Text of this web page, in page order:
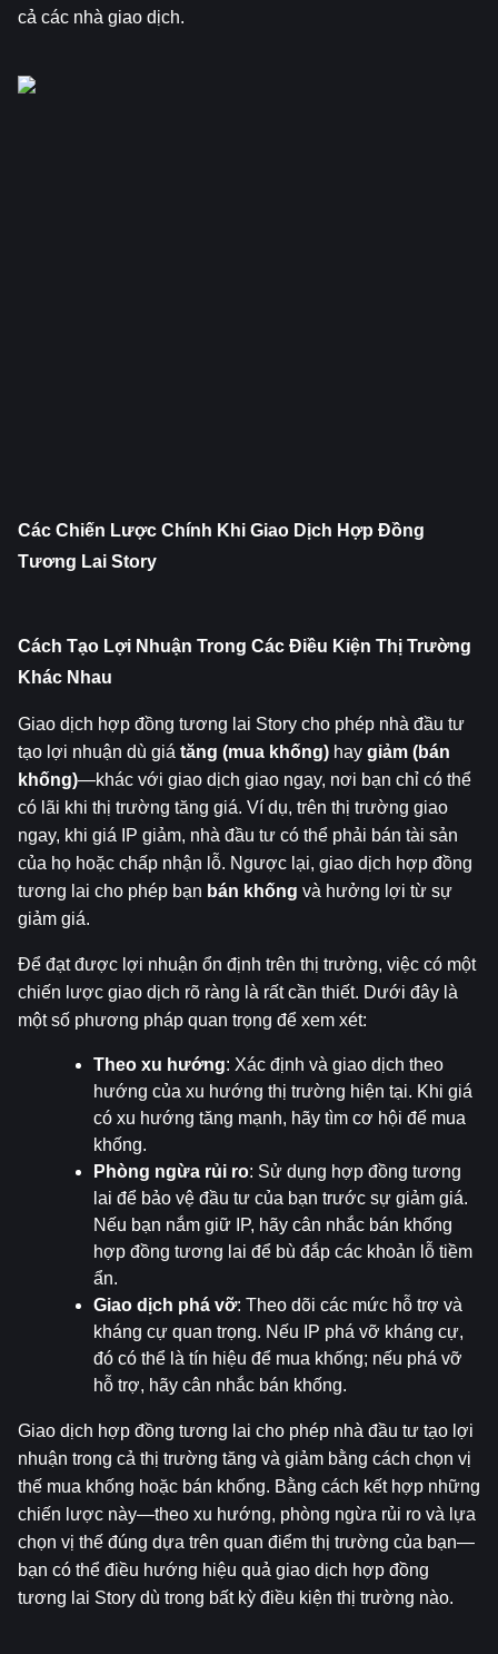
cả các nhà giao dịch.
Các Chiến Lược Chính Khi Giao Dịch Hợp Đồng
Tương Lai Story
Cách Tạo Lợi Nhuận Trong Các Điều Kiện Thị Trường
Khác Nhau
Giao dịch hợp đồng tương lai Story cho phép nhà đầu tư
tạo lợi nhuận dù giá tăng (mua khống) hay giảm (bán
khống)—khác với giao dịch giao ngay, nơi bạn chỉ có thể
có lãi khi thị trường tăng giá. Ví dụ, trên thị trường giao
ngay, khi giá IP giảm, nhà đầu tư có thể phải bán tài sản
của họ hoặc chấp nhận lỗ. Ngược lại, giao dịch hợp đồng
tương lai cho phép bạn bán khống và hưởng lợi từ sự
giảm giá.
Để đạt được lợi nhuận ổn định trên thị trường, việc có một
chiến lược giao dịch rõ ràng là rất cần thiết. Dưới đây là
một số phương pháp quan trọng để xem xét:
Theo xu hướng: Xác định và giao dịch theo
hướng của xu hướng thị trường hiện tại. Khi giá
có xu hướng tăng mạnh, hãy tìm cơ hội để mua
khống.
Phòng ngừa rủi ro: Sử dụng hợp đồng tương
lai để bảo vệ đầu tư của bạn trước sự giảm giá.
Nếu bạn nắm giữ IP, hãy cân nhắc bán khống
hợp đồng tương lai để bù đắp các khoản lỗ tiềm
ẩn.
Giao dịch phá vỡ: Theo dõi các mức hỗ trợ và
kháng cự quan trọng. Nếu IP phá vỡ kháng cự,
đó có thể là tín hiệu để mua khống; nếu phá vỡ
hỗ trợ, hãy cân nhắc bán khống.
Giao dịch hợp đồng tương lai cho phép nhà đầu tư tạo lợi
nhuận trong cả thị trường tăng và giảm bằng cách chọn vị
thế mua khống hoặc bán khống. Bằng cách kết hợp những
chiến lược này—theo xu hướng, phòng ngừa rủi ro và lựa
chọn vị thế đúng dựa trên quan điểm thị trường của bạn—
bạn có thể điều hướng hiệu quả giao dịch hợp đồng
tương lai Story dù trong bất kỳ điều kiện thị trường nào.